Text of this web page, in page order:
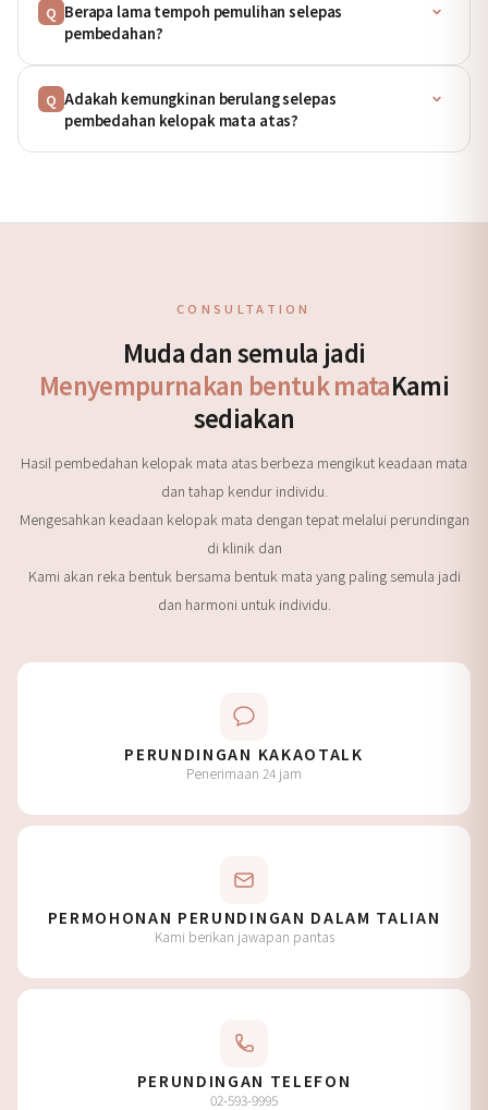
Q Berapa lama tempoh pemulihan selepas
pembedahan?
Q Adakah kemungkinan berulang selepas
pembedahan kelopak mata atas?
CONSULTATION
Muda dan semula jadi
Menyempurnakan bentuk mataKami
sediakan
Hasil pembedahan kelopak mata atas berbeza mengikut keadaan mata
dan tahap kendur individu.
Mengesahkan keadaan kelopak mata dengan tepat melalui perundingan
di klinik dan
Kami akan reka bentuk bersama bentuk mata yang paling semula jadi
dan harmoni untuk individu.
PERUNDINGAN KAKAOTALK
Penerimaan 24 jam
PERMOHONAN PERUNDINGAN DALAM TALIAN
Kami berikan jawapan pantas
PERUNDINGAN TELEFON
02-593-9995